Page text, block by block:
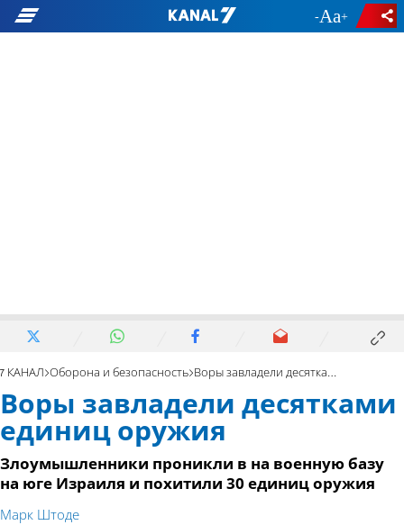
- +
7 КАНАЛ Оборона и безопасность Воры завладели десятками единиц оружия
Воры завладели десятками
единиц оружия
Злоумышленники проникли в на военную базу
на юге Израиля и похитили 30 единиц оружия
Марк Штоде